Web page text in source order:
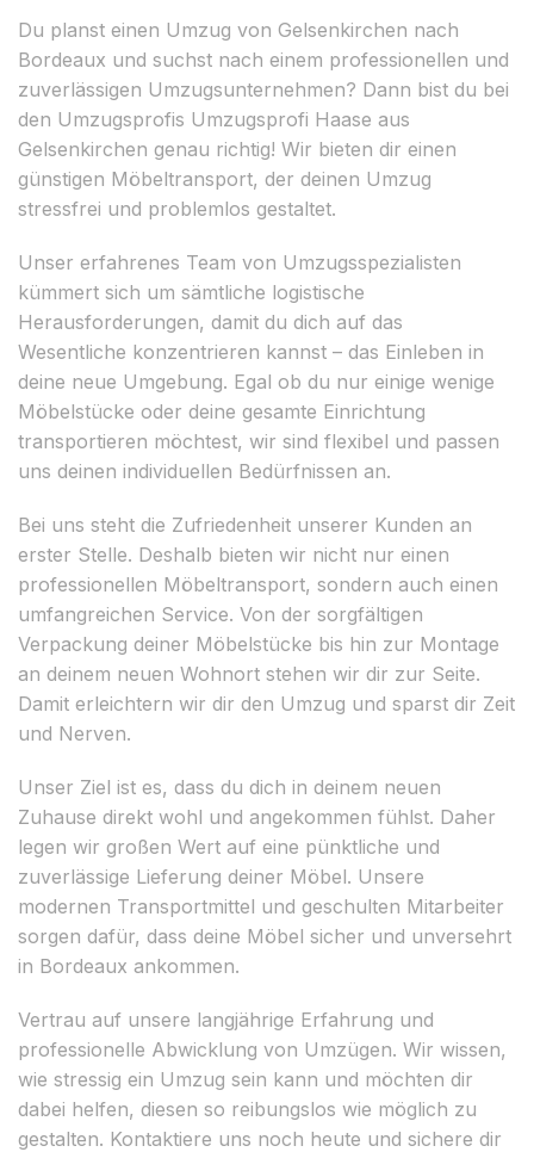
Du planst einen Umzug von Gelsenkirchen nach
Bordeaux und suchst nach einem professionellen und
zuverlässigen Umzugsunternehmen? Dann bist du bei
den Umzugsprofis Umzugsprofi Haase aus
Gelsenkirchen genau richtig! Wir bieten dir einen
günstigen Möbeltransport, der deinen Umzug
stressfrei und problemlos gestaltet.
Unser erfahrenes Team von Umzugsspezialisten
kümmert sich um sämtliche logistische
Herausforderungen, damit du dich auf das
Wesentliche konzentrieren kannst – das Einleben in
deine neue Umgebung. Egal ob du nur einige wenige
Möbelstücke oder deine gesamte Einrichtung
transportieren möchtest, wir sind flexibel und passen
uns deinen individuellen Bedürfnissen an.
Bei uns steht die Zufriedenheit unserer Kunden an
erster Stelle. Deshalb bieten wir nicht nur einen
professionellen Möbeltransport, sondern auch einen
umfangreichen Service. Von der sorgfältigen
Verpackung deiner Möbelstücke bis hin zur Montage
an deinem neuen Wohnort stehen wir dir zur Seite.
Damit erleichtern wir dir den Umzug und sparst dir Zeit
und Nerven.
Unser Ziel ist es, dass du dich in deinem neuen
Zuhause direkt wohl und angekommen fühlst. Daher
legen wir großen Wert auf eine pünktliche und
zuverlässige Lieferung deiner Möbel. Unsere
modernen Transportmittel und geschulten Mitarbeiter
sorgen dafür, dass deine Möbel sicher und unversehrt
in Bordeaux ankommen.
Vertrau auf unsere langjährige Erfahrung und
professionelle Abwicklung von Umzügen. Wir wissen,
wie stressig ein Umzug sein kann und möchten dir
dabei helfen, diesen so reibungslos wie möglich zu
gestalten. Kontaktiere uns noch heute und sichere dir